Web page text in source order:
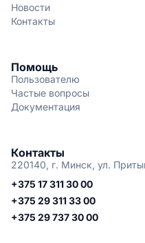
Новости
Контакты
Помощь
Пользователю
Частые вопросы
Документация
Контакты
220140, г. Минск, ул.
+375 17 311 30 00
+375 29 311 33 00
+375 29 737 30 00